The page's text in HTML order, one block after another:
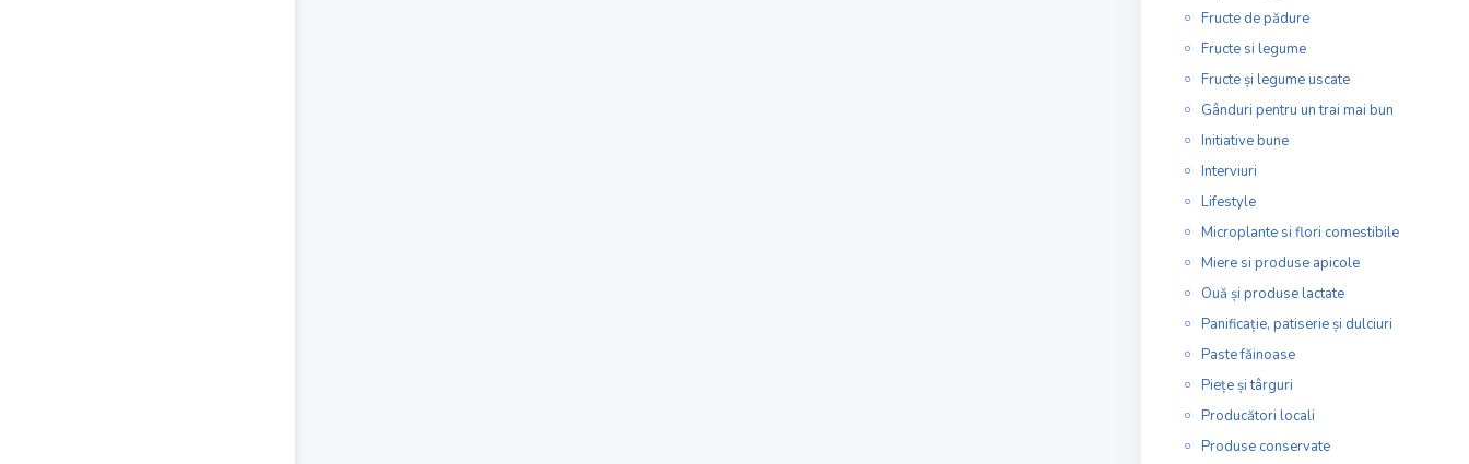
Fructe de pădure
Fructe si legume
Fructe și legume uscate
Gânduri pentru un trai mai bun
Initiative bune
Interviuri
Lifestyle
Microplante si flori comestibile
Miere si produse apicole
Ouă și produse lactate
Panificație, patiserie și dulciuri
Paste făinoase
Piețe și târguri
Producători locali
Produse conservate